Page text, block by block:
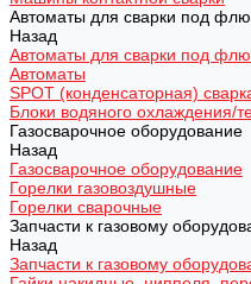
Автоматы для сварки под
Назад
Автоматы для сварки под
Автоматы
SPOT (конденсаторная)
Блоки водяного охлаждения/
Газосварочное оборудование
Назад
Газосварочное оборудование
Горелки газовоздушные
Горелки сварочные
Запчасти к газовому
Назад
Запчасти к газовому